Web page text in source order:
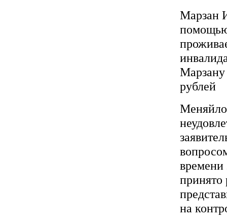
Марзан
помощью
рублей
Меняйло
времени
принято
на